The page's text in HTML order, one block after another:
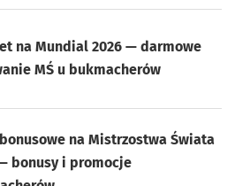
na Mundial 2026 — darmowe
MŚ u bukmacherów
na Mistrzostwa Świata
bonusy i promocje